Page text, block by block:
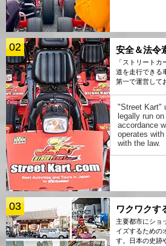
02 安全＆法令
「ストリート
道を走行できる
第一で運営して
"Street Kart"
legally run
accordance
operates
with the law.
03 ワクワクす
主要都市にショ
イズするための
す。日本の史跡